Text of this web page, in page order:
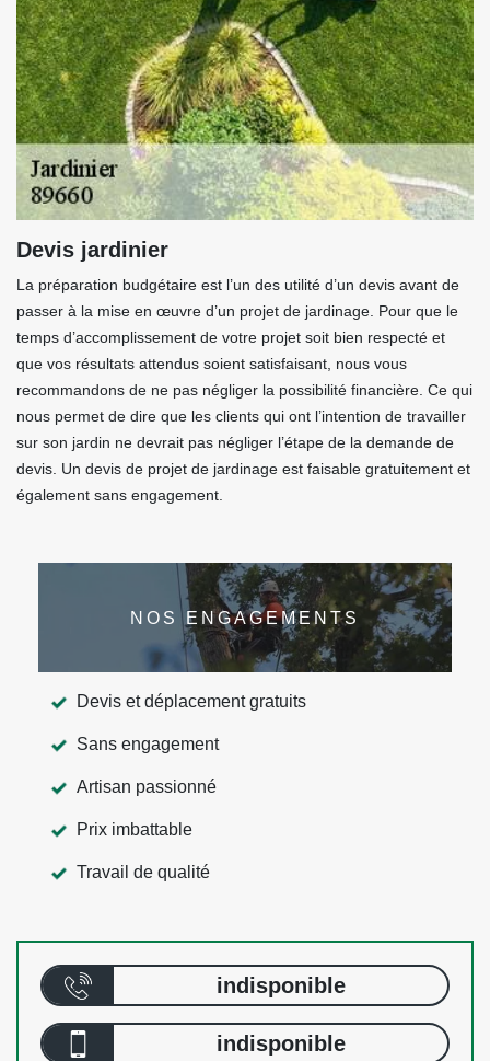
Devis jardinier
La préparation budgétaire est l’un des utilité d’un devis avant de
passer à la mise en œuvre d’un projet de jardinage. Pour que le
temps d’accomplissement de votre projet soit bien respecté et
que vos résultats attendus soient satisfaisant, nous vous
recommandons de ne pas négliger la possibilité financière. Ce qui
nous permet de dire que les clients qui ont l’intention de travailler
sur son jardin ne devrait pas négliger l’étape de la demande de
devis. Un devis de projet de jardinage est faisable gratuitement et
également sans engagement.
NOS ENGAGEMENTS
Devis et déplacement gratuits
Sans engagement
Artisan passionné
Prix imbattable
Travail de qualité
indisponible
indisponible